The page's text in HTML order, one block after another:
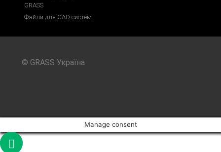
GRASS
Файли для CAD систем
© GRASS Україна
Manage consent